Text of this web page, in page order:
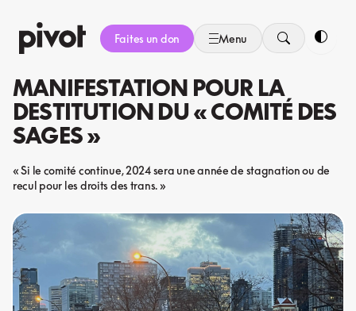
au
contenu
Faites un don Menu
MANIFESTATION POUR LA
DESTITUTION DU « COMITÉ DES
SAGES »
« Si le comité continue, 2024 sera une année de stagnation ou de
recul pour les droits des trans. »